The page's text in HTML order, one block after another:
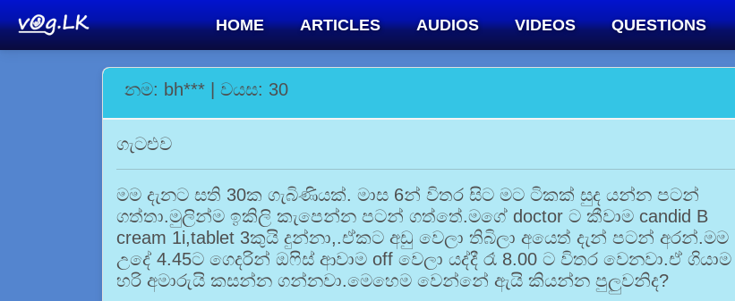
HOME ARTICLES AUDIOS VIDEOS QUESTIONS
නම: bh*** | වයස: 30
ගැටළුව
මම දැනට සති 30ක ගැබිණියක්. මාස 6න් විතර සිට මට ටිකක් සුද යන්න පටන්
ගත්තා.මුලින්ම ඉකිලි කැපෙන්න පටන් ගත්තේ.මගේ doctor ට කීවාම candid B
cream 1i,tablet 3කුයි දුන්නා,.ඒකට අඩු වෙලා තිබිලා අයෙත් දැන් පටන් අරන්.මම
උදේ 4.45ට ගෙදරින් ඔෆිස් ආවාම off වෙලා යද්දී රෑ 8.00 ට විතර වෙනවා.ඒ ගියාම
හරි අමාරුයි කසන්න ගන්නවා.මෙහෙම වෙන්නේ ඇයි කියන්න පුලුවනිද?